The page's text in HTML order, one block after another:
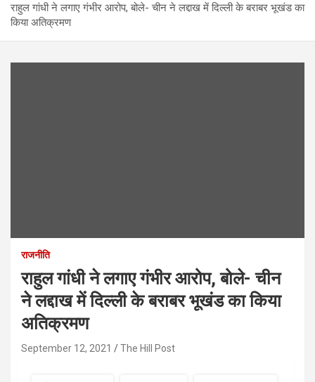
राहुल गांधी ने लगाए गंभीर आरोप, बोले- चीन ने लद्दाख में दिल्ली के बराबर भूखंड का
किया अतिक्रमण
राजनीति
राहुल गांधी ने लगाए गंभीर आरोप, बोले- चीन
ने लद्दाख में दिल्ली के बराबर भूखंड का किया
अतिक्रमण
September 12, 2021 The Hill Post